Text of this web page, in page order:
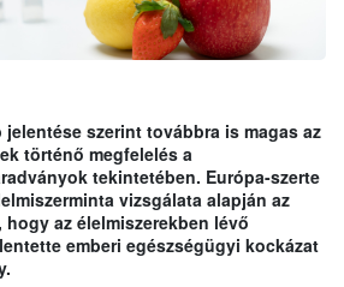
jelentése szerint továbbra is magas az
történő megfelelés a
tekintetében. Európa-szerte
vizsgálata alapján az
hogy az élelmiszerekben lévő
emberi egészségügyi kockázat